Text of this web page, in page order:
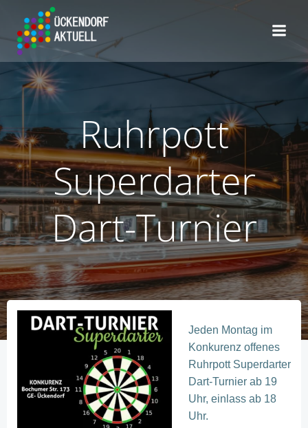
Ruhrpott
Superdarter
Dart-Turnier
Jeden Montag im
Konkurenz offenes
Ruhrpott Superdarter
Dart-Turnier ab 19
Uhr, einlass ab 18
Uhr.